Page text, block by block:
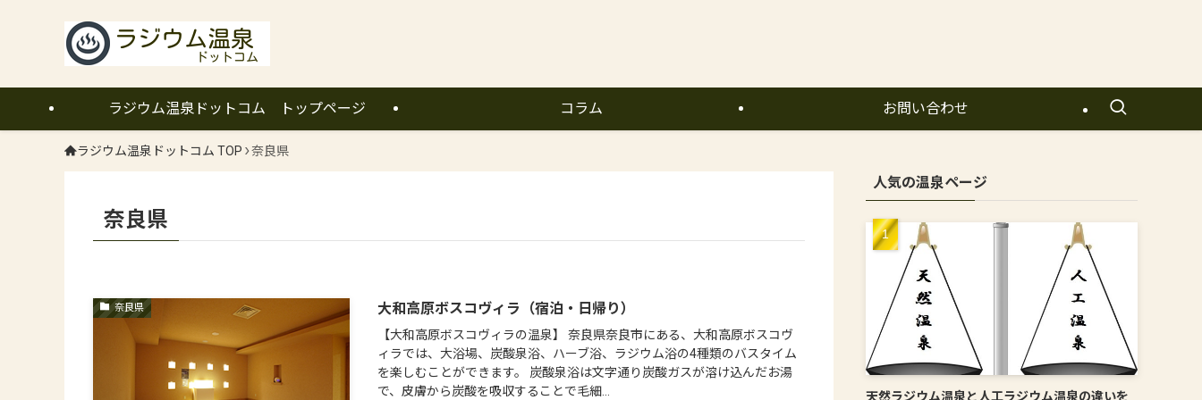
ラジウム温泉ドットコム トップページ コラム お問い合わせ
ラジウム温泉ドットコム TOP 奈良県
奈良県
奈良県 大和高原ボスコヴィラ（宿泊・日帰り）
【大和高原ボスコヴィラの温泉】 奈良県奈良市にある、大和高原ボスコヴ
ィラでは、大浴場、炭酸泉浴、ハーブ浴、ラジウム浴の4種類のバスタイム
を楽しむことができます。 炭酸泉浴は文字通り炭酸ガスが溶け込んだお湯
で、皮膚から炭酸を吸収することで毛細...
人気の温泉ページ
天然ラジウム温泉と人工ラジウム温泉の違いを